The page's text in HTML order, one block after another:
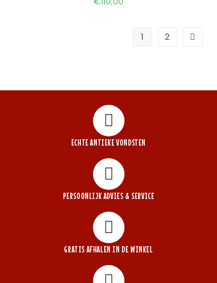
1 2
ECHTE ANTIEKE VONDSTEN
PERSOONLIJK ADVIES & SERVICE
GRATIS AFHALEN IN DE WINKEL